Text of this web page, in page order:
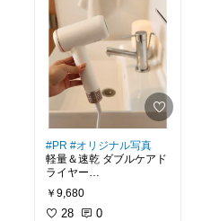
大容量でたっぷり入るう
えに、
漏れにくくて持ち歩きも
安心◎
#PR #オリジナル写真
軽量＆速乾 ダブルケアド
ライヤー
コンパクト＆軽量なのに
大風量！
￥9,680
28 0